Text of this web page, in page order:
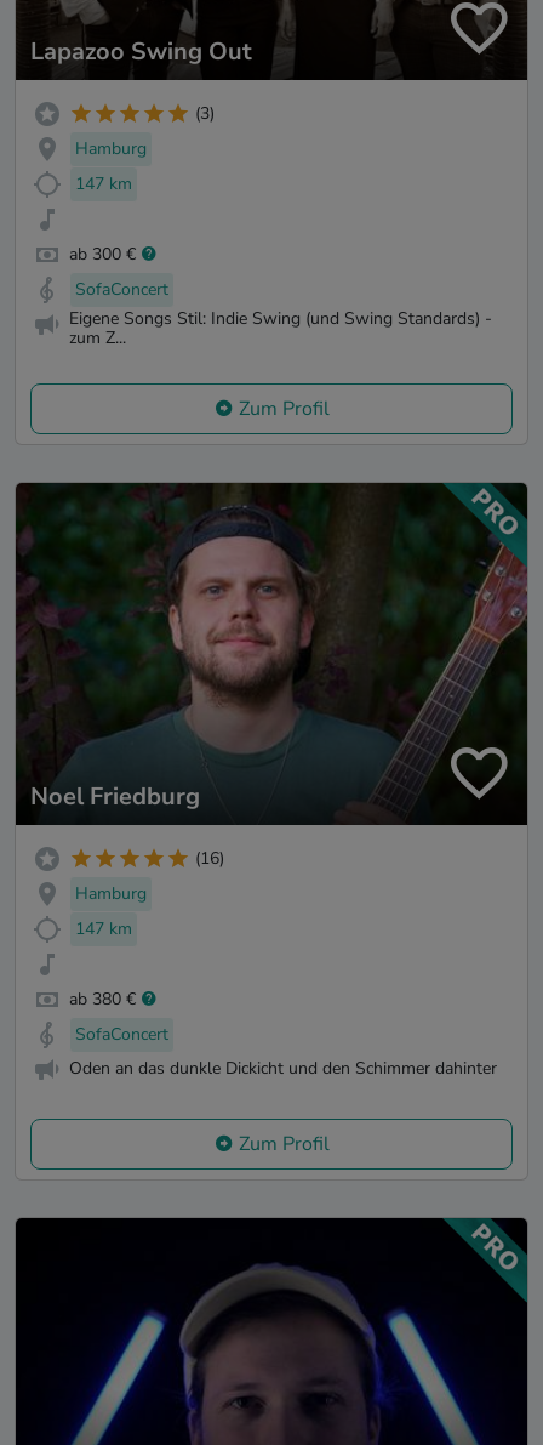
Lapazoo Swing Out
(3)
Hamburg
147 km
ab 300 €
SofaConcert
Eigene Songs Stil: Indie Swing (und Swing Standards) -
zum Z...
Zum Profil
Noel Friedburg
(16)
Hamburg
147 km
ab 380 €
SofaConcert
Oden an das dunkle Dickicht und den Schimmer dahinter
Zum Profil